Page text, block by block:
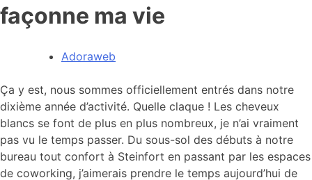
façonne ma vie
Adoraweb
Ça y est, nous sommes officiellement entrés dans notre
dixième année d’activité. Quelle claque ! Les cheveux
blancs se font de plus en plus nombreux, je n’ai vraiment
pas vu le temps passer. Du sous-sol des débuts à notre
bureau tout confort à Steinfort en passant par les espaces
de coworking, j’aimerais prendre le temps aujourd’hui de